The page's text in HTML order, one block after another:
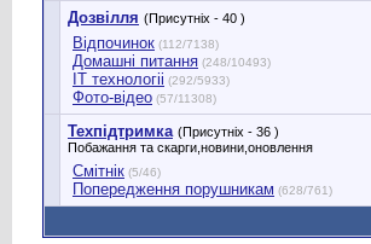
Дозвілля (Присутніх - 40 )
Відпочинок (112/7138)
Домашні питання (248/10493)
IT технологіі (292/5933)
Фото-відео (57/11308)
Техпідтримка (Присутніх - 36 )
Побажання та скарги,новини,оновлення
Смітнік (5/46)
Попередження порушникам (628/761)